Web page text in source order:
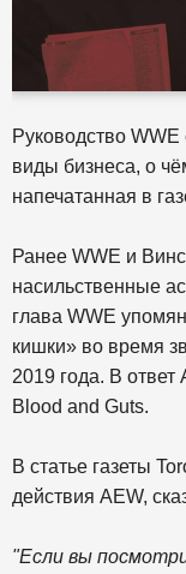
Руководство WWE
виды бизнеса, о
напечатанная в
Ранее WWE и
насильственные
глава WWE
кишки» во время
2019 года. В ответ
Blood and Guts.
В статье газеты
действия AEW,
"Если вы